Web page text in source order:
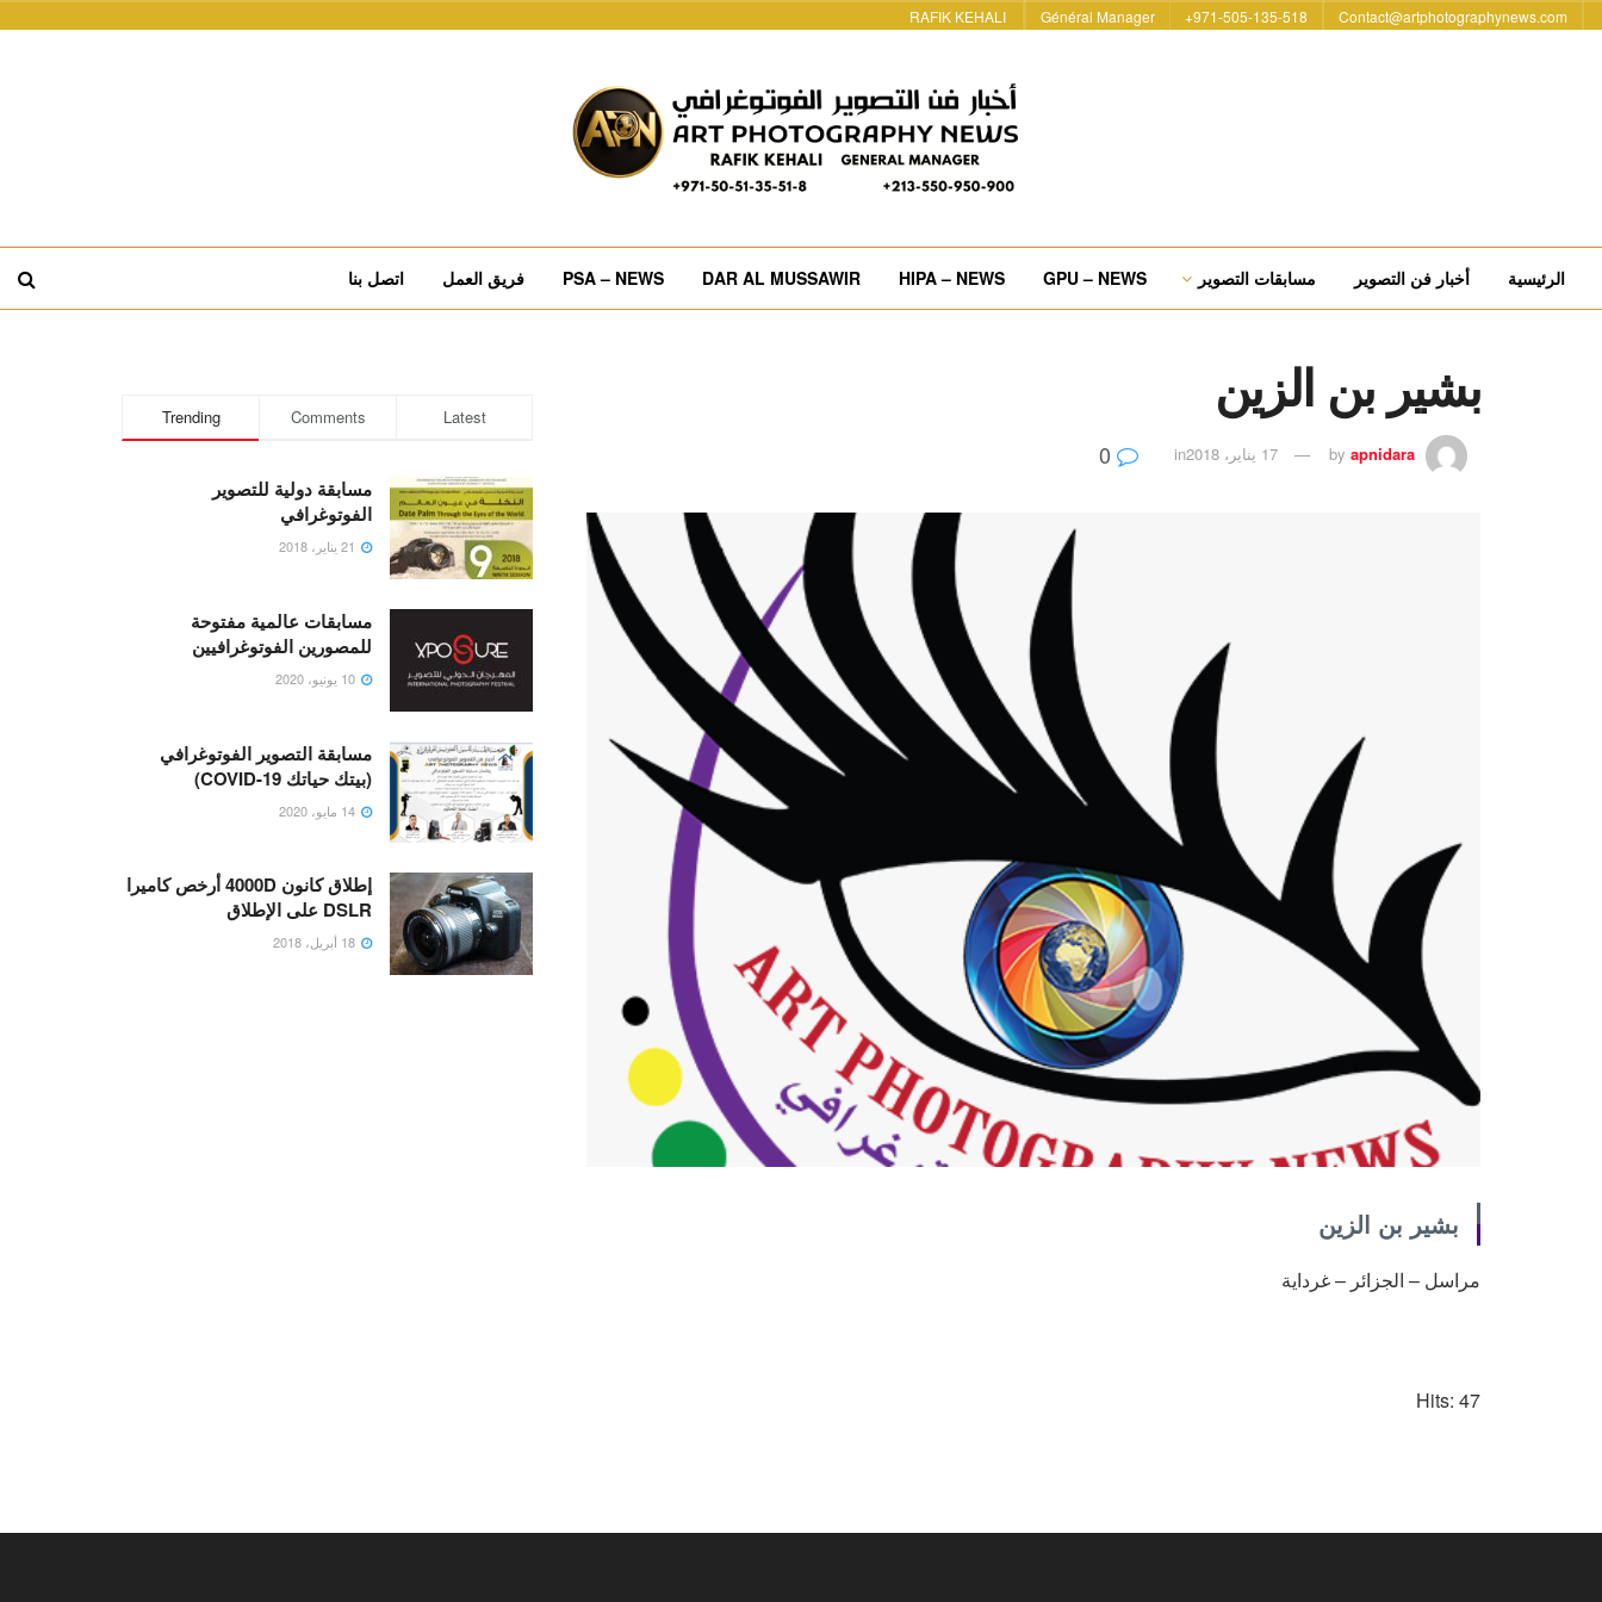
Contact@artphotographynews.com
971-505-135-518+
Général Manager
RAFIK KEHALI
الرئيسية أخبار فن التصوير مسابقات التصوير GPU – NEWS
HIPA – NEWS
DAR AL MUSSAWIR
PSA – NEWS فريق العمل اتصل بنا
بشير بن الزين
by apnidara 17 يناير، 2018 in
بشير بن الزين
مراسل – الجزائر – غرداية
Hits: 47
Trending Comments Latest
مسابقة دولية للتصوير
الفوتوغرافي
مسابقات عالمية مفتوحة
للمصورين الفوتوغرافيين
مسابقة التصوير الفوتوغرافي
(بيتك حياتك COVID-19)
إطلاق كانون 4000D أرخص كاميرا
DSLR على الإطلاق